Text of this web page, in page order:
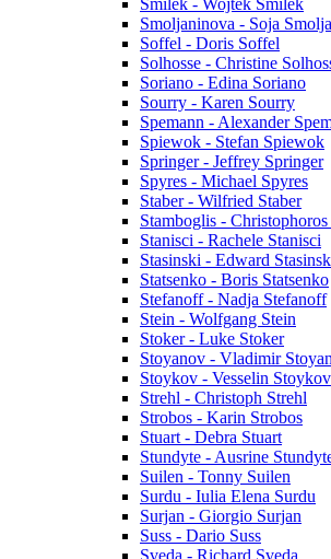
Smilek - Wojtek Smilek
Smoljaninova - Soja
Soffel - Doris Soffel
Solhosse - Christine
Soriano - Edina Soriano
Sourry - Karen Sourry
Spemann - Alexander
Spiewok - Stefan Spiewok
Springer - Jeffrey Springer
Spyres - Michael Spyres
Staber - Wilfried Staber
Stamboglis -
Stanisci - Rachele Stanisci
Stasinski - Edward
Statsenko - Boris Statsenko
Stefanoff - Nadja Stefanoff
Stein - Wolfgang Stein
Stoker - Luke Stoker
Stoyanov - Vladimir
Stoykov - Vesselin Stoykov
Strehl - Christoph Strehl
Strobos - Karin Strobos
Stuart - Debra Stuart
Stundyte - Ausrine
Suilen - Tonny Suilen
Surdu - Iulia Elena Surdu
Surjan - Giorgio Surjan
Suss - Dario Suss